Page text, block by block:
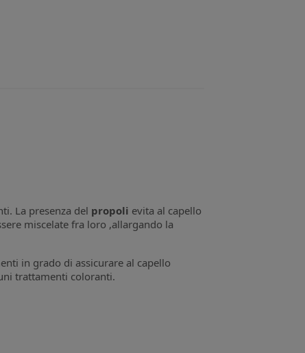
La presenza del propoli evita al capello
miscelate fra loro ,allargando la
in grado di assicurare al capello
trattamenti coloranti.